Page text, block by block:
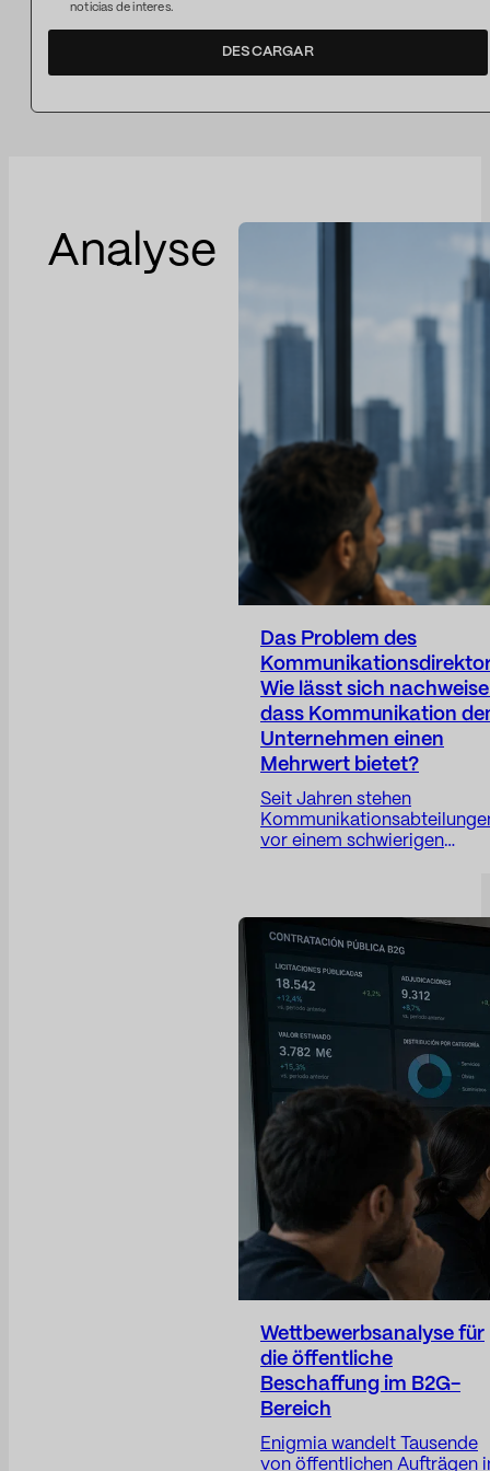
noticias de interes.
DESCARGAR
Analyse
Das Problem des
Wie lässt sich
dass Kommunikation
Unternehmen einen
Mehrwert bietet?
Seit Jahren stehen
vor einem schwierigen
in vielen Fällen zu operativ
ausgerichtet. Der
Kommunikationsdirektor
spielt eine entscheidende
Rolle beim Aufbau von
Vertrauen, dem Schutz des
Unternehmensrufs, der
Antizipation von Risiken,
Transparenz von
und der Positionierung des
Unternehmens.
Wettbewerbsanalyse für
die öffentliche
Beschaffung im B2G-
Bereich
Enigmia wandelt Tausende
von öffentlichen Aufträgen